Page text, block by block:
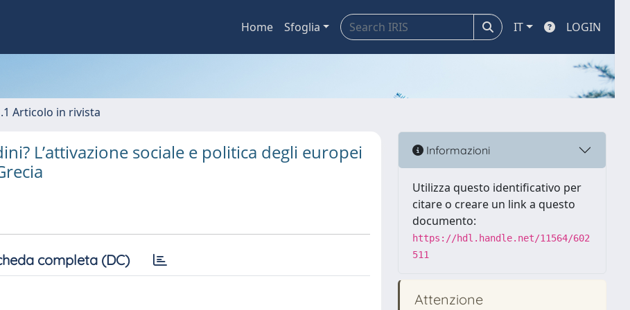
Home Sfoglia IT LOGIN
Articolo in rivista
L’attivazione sociale e politica degli europei
completa (DC)
Informazioni
Utilizza questo identificativo per
citare o creare un link a questo
documento:
https://hdl.handle.net/11564/602
511
Attenzione